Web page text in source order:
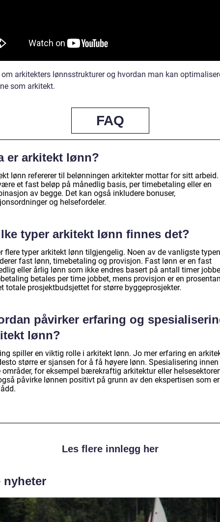
arkitekters lønnsstrukturer og hvordan man kan
som arkitekt.
FAQ
er arkitekt lønn?
lønn refererer til belønningen arkitekter mottar for sitt arbeid.
et fast beløp på månedlig basis, per timebetaling eller en
av begge. Det kan også inkludere bonuser,
og helsefordeler.
typer arkitekt lønn finnes det?
flere typer arkitekt lønn tilgjengelig. Noen av de vanligste
fast lønn, timebetaling og provisjon. Fast lønn er en fast
eller årlig lønn som ikke endres basert på antall timer
betales per time jobbet, mens provisjon er en
totale prosjektbudsjettet for større byggeprosjekter.
påvirker erfaring og
lønn?
spiller en viktig rolle i arkitekt lønn. Jo mer erfaring en
større er sjansen for å få høyere lønn. Spesialisering innen
områder, for eksempel bærekraftig arkitektur eller
påvirke lønnen positivt på grunn av den ekspertisen som er
Les flere innlegg her
nyheter